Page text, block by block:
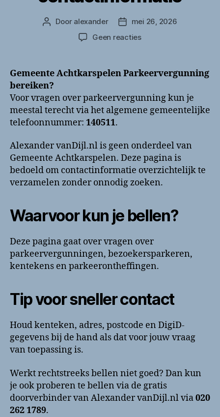
Berichtauteur
Door alexander Berichtdatum
mei 26, 2026
Geen reactiesop
Parkeervergunning
en
contactinformatie
Gemeente Achtkarspelen Parkeervergunning
bereiken?
Voor vragen over parkeervergunning kun je
meestal terecht via het algemene gemeentelijke
telefoonnummer: 140511.
Alexander vanDijl.nl is geen onderdeel van
Gemeente Achtkarspelen. Deze pagina is
bedoeld om contactinformatie overzichtelijk te
verzamelen zonder onnodig zoeken.
Waarvoor kun je bellen?
Deze pagina gaat over vragen over
parkeervergunningen, bezoekersparkeren,
kentekens en parkeerontheffingen.
Tip voor sneller contact
Houd kenteken, adres, postcode en DigiD-
gegevens bij de hand als dat voor jouw vraag
van toepassing is.
Werkt rechtstreeks bellen niet goed? Dan kun
je ook proberen te bellen via de gratis
doorverbinder van Alexander vanDijl.nl via020
262 1789.